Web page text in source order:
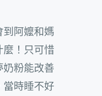
到阿嬤和媽
！只可惜
奶粉能改善
時睡不好